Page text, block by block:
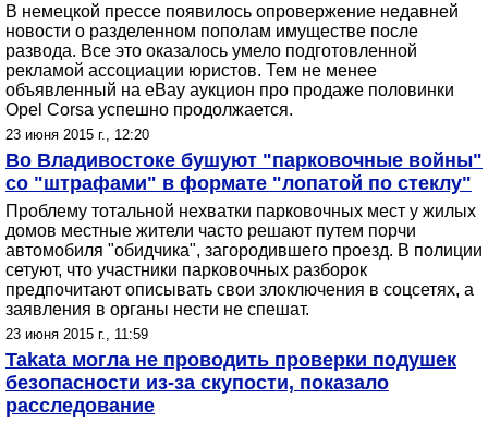
В немецкой прессе появилось опровержение недавней
новости о разделенном пополам имуществе после
развода. Все это оказалось умело подготовленной
рекламой ассоциации юристов. Тем не менее
объявленный на eBay аукцион про продаже половинки
Opel Corsa успешно продолжается.
23 июня 2015 г., 12:20
Во Владивостоке бушуют "парковочные войны"
со "штрафами" в формате "лопатой по стеклу"
Проблему тотальной нехватки парковочных мест у жилых
домов местные жители часто решают путем порчи
автомобиля "обидчика", загородившего проезд. В полиции
сетуют, что участники парковочных разборок
предпочитают описывать свои злоключения в соцсетях, а
заявления в органы нести не спешат.
23 июня 2015 г., 11:59
Takata могла не проводить проверки подушек
безопасности из-за скупости, показало
расследование